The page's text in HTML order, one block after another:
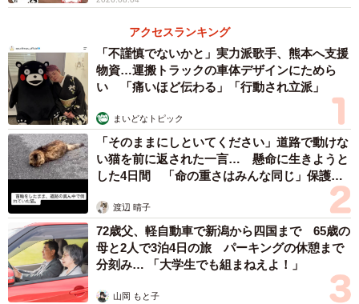
3/3
お尻までシマシマ
◇ ◇
アクセスランキング
「不謹慎でないかと」実力派歌手、熊本へ支援
物資…運搬トラックの車体デザインにためら
い 「痛いほど伝わる」「行動され立派」
まいどなトピック
「そのままにしといてください」道路で動けな
い猫を前に返された一言… 懸命に生きようと
した4日間 「命の重さはみんな同じ」保護団
渡辺 晴子
72歳父、軽自動車で新潟から四国まで 65歳の
母と2人で3泊4日の旅 パーキングの休憩まで
分刻み… 「大学生でも組まねえよ！」
山岡 もと子